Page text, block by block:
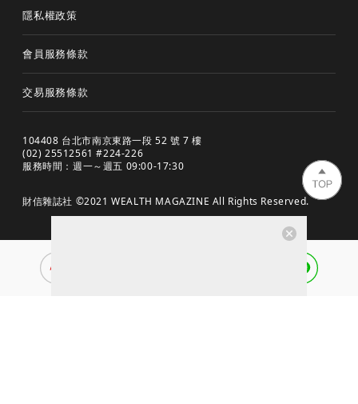
隱私權政策
會員服務條款
交易服務條款
104408 台北市南京東路一段 52 號 7 樓
(02) 25512561 #224-226
服務時間：週一～週五 09:00-17:30
財信雜誌社 ©2021 WEALTH MAGAZINE All Rights Reserved.